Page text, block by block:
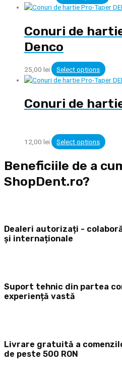
Conuri de
Denco
25,00 lei Select options
Conuri de
12,00 lei Select options
Beneficiile de a
ShopDent.ro?
Dealeri autorizați -
și internaționale
Suport tehnic din partea
experiență vastă
Livrare gratuită a
de peste 500 RON